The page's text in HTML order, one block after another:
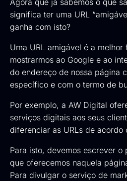
significa ter uma URL
ganha com isto?
Uma URL amigável é a melhor
mostrarmos ao Google e ao
do endereço de nossa página
específico e com o termo de
Por exemplo, a AW Digital
serviços digitais aos seus
diferenciar as URLs de acordo
Para isto, devemos escrever o
que oferecemos naquela
Para divulgar o serviço de